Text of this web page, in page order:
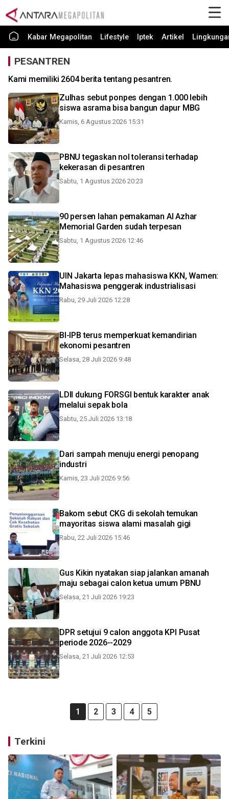
Kabar Megapolitan Lifestyle Iptek Artikel
PESANTREN
Kami memiliki 2604 berita tentang pesantren.
Zulhas sebut ponpes dengan 1.000 lebih
siswa asrama bisa bangun dapur MBG
Kamis, 6 Agustus 2026 15:31
PBNU tegaskan nol toleransi terhadap
kekerasan di pesantren
Sabtu, 1 Agustus 2026 20:23
90 persen lahan pemakaman Al Azhar
Memorial Garden sudah terpesan
Sabtu, 1 Agustus 2026 12:46
UIN Jakarta lepas mahasiswa KKN, Wamen:
Mahasiswa penggerak industrialisasi
Rabu, 29 Juli 2026 12:28
BI-IPB terus memperkuat kemandirian
ekonomi pesantren
Selasa, 28 Juli 2026 9:48
LDII dukung FORSGI bentuk karakter anak
melalui sepak bola
Sabtu, 25 Juli 2026 13:18
Dari sampah menuju energi penopang
industri
Kamis, 23 Juli 2026 9:56
Bakom sebut CKG di sekolah temukan
mayoritas siswa alami masalah gigi
Rabu, 22 Juli 2026 15:46
Gus Kikin nyatakan siap jalankan amanah
maju sebagai calon ketua umum PBNU
Selasa, 21 Juli 2026 19:23
DPR setujui 9 calon anggota KPI Pusat
periode 2026--2029
Selasa, 21 Juli 2026 12:53
1 2 3 4 5
Terkini